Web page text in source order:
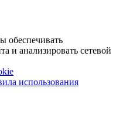
обеспечивать
и анализировать сетевой
использования